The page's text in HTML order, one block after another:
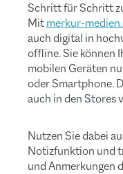
Schritt für Schritt
Mitmerkur-
auch digital in
offline. Sie können
mobilen Geräten
oder Smartphone.
auch in den Stores
Nutzen Sie dabei
Notizfunktion und
und Anmerkungen